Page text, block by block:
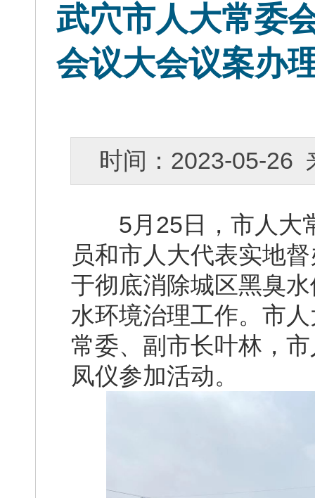
武穴市人大常委
会议大会议案办
时间：2023-05-
5月25日，市人大常
员和市人大代表实地
于彻底消除城区黑臭
水环境治理工作。市
常委、副市长叶林，
凤仪参加活动。